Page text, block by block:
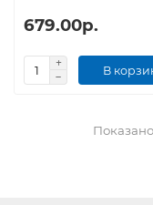
679.00р.
В
Показано